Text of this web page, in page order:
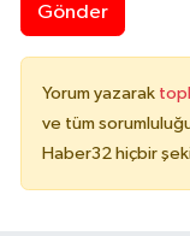
Gönder
Yorum yazarak
ve tüm
Haber32 hiçbir